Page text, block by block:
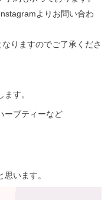
よりお問い合わ
りますのでご了承くださ
す。
ーブティーなど
います。